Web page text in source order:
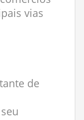
vias
de